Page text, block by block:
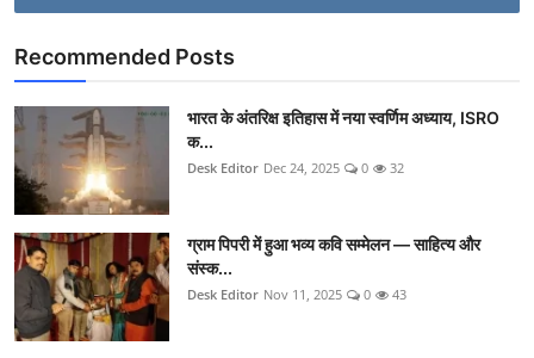
Recommended Posts
भारत के अंतरिक्ष इतिहास में नया स्वर्णिम अध्याय, ISRO
क...
Desk Editor Dec 24, 2025 0 32
ग्राम पिपरी में हुआ भव्य कवि सम्मेलन — साहित्य और
संस्क...
Desk Editor Nov 11, 2025 0 43